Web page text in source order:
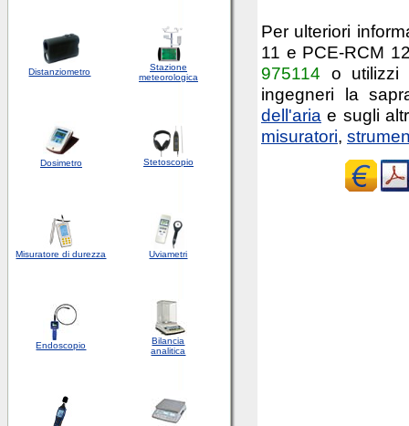
Distanziometro
Stazione
meteorologica
Dosimetro Stetoscopio
Misuratore di durezza Uviametri
Endoscopio
Bilancia
analitica
Per ulteriori
11 e PCE-RCM
975114 o
ingegneri la
dell'aria e sugli
misuratori,